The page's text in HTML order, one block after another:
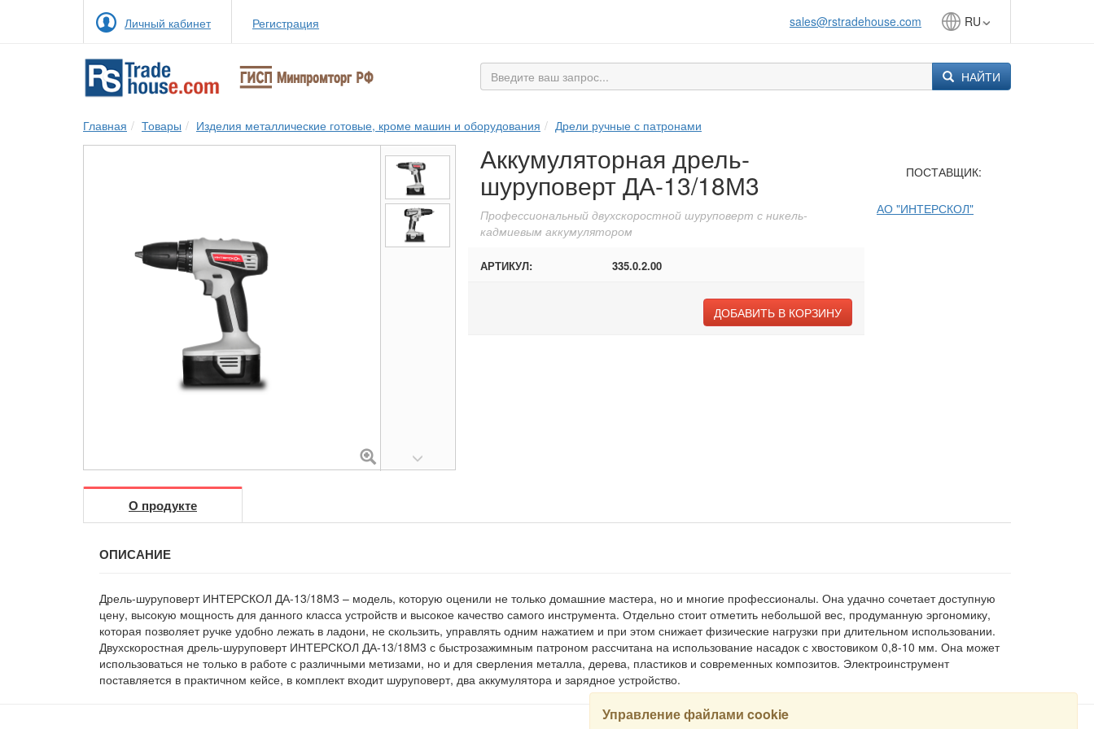
Личный кабинет Регистрация sales@rstradehouse.com RU
НАЙТИ
Главная Товары Изделия металлические готовые, кроме машин и оборудования Дрели ручные с патронами
Аккумуляторная дрель-
шуруповерт ДА-13/18М3
Профессиональный двухскоростной шуруповерт с никель-
кадмиевым аккумулятором
АРТИКУЛ: 335.0.2.00
ДОБАВИТЬ В КОРЗИНУ
ПОСТАВЩИК:
АО "ИНТЕРСКОЛ"
О продукте
ОПИСАНИЕ
Дрель-шуруповерт ИНТЕРСКОЛ ДА-13/18М3 – модель, которую оценили не только домашние мастера, но и многие профессионалы. Она удачно сочетает доступную
цену, высокую мощность для данного класса устройств и высокое качество самого инструмента. Отдельно стоит отметить небольшой вес, продуманную эргономику,
которая позволяет ручке удобно лежать в ладони, не скользить, управлять одним нажатием и при этом снижает физические нагрузки при длительном использовании.
Двухскоростная дрель-шуруповерт ИНТЕРСКОЛ ДА-13/18М3 с быстрозажимным патроном рассчитана на использование насадок с хвостовиком 0,8-10 мм. Она может
использоваться не только в работе с различными метизами, но и для сверления металла, дерева, пластиков и современных композитов. Электроинструмент
поставляется в практичном кейсе, в комплект входит шуруповерт, два аккумулятора и зарядное устройство.
Управление файлами cookie